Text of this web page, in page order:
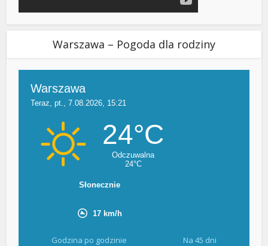
Warszawa – Pogoda dla rodziny
Godzina po godzinie Na 45 dni